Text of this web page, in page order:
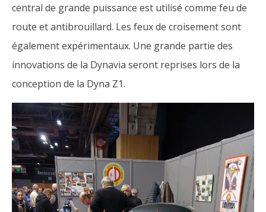
central de grande puissance est utilisé comme feu de
route et antibrouillard. Les feux de croisement sont
également expérimentaux. Une grande partie des
innovations de la Dynavia seront reprises lors de la
conception de la Dyna Z1.